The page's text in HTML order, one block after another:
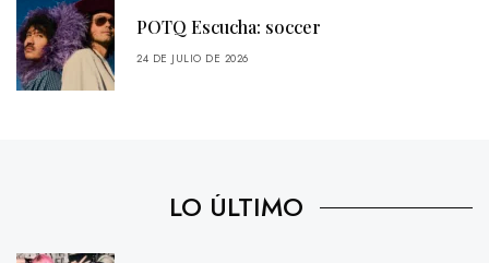
POTQ Escucha: soccer
24 DE JULIO DE 2026
LO ÚLTIMO